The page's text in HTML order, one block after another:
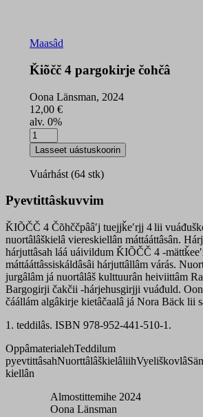
Maasâd
Ǩiõčč 4 pargokirje čohčâ
Oona Länsman, 2024
12,00 €
alv. 0%
Ǩiõčč
4
pargokirje
čohčâ
Lasseet uástuskoorin
Vuárhást (64 stk)
Pyevtittâskuvvim
ǨIÕČČ 4 Čõhččpââʹj tuejjǩeʹrjj 4 lii
nuortâlâškielâ viereskiellân máttááttâsân.
hárjuttâsah láá uáivildum ǨIÕČČ 4 -
máttááttâssiskáldâsâi hárjuttâllâm várás.
jurgâlâm já nuortâlâš kulttuurân heiviittâm
Bargogirji čakčii -hárjehusgirjji vuáđuld.
čáállám algâkirje kietâčaalâ já Nora Bäck lii
1. teddilâs. ISBN 978-952-441-510-1.
OppâmaterialehTeddilum
pyevtittâsahNuorttâlâškielâliihVyeliškovlâ
kiellân
Almostittemihe 2024
Oona Länsman